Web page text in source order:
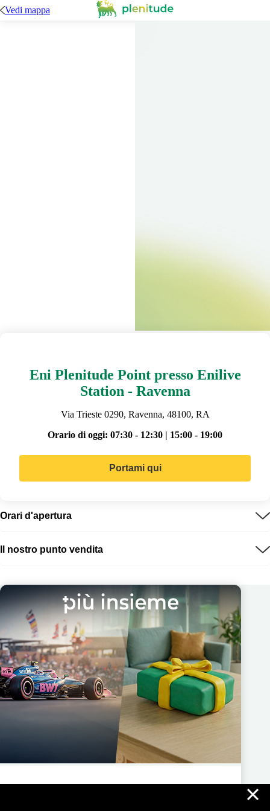
×
Vedi mappa
Eni Plenitude Point presso Enilive
Station - Ravenna
Via Trieste 0290, Ravenna, 48100, RA
Orario di oggi: 07:30 - 12:30 | 15:00 - 19:00
Portami qui
Orari d'apertura
Il nostro punto vendita